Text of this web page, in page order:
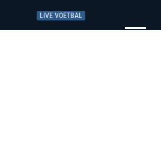
LIVE VOETBAL